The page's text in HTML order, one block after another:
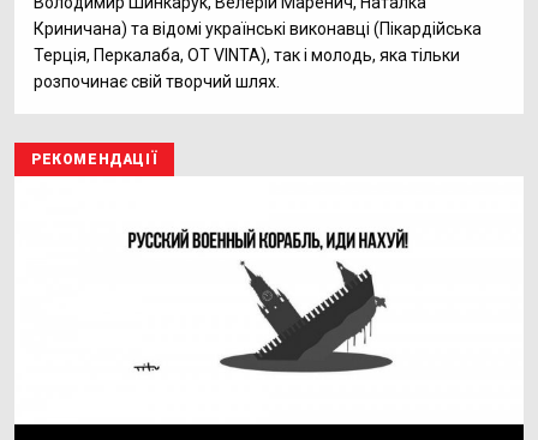
Криничана) та відомі українські виконавці (Пікардійська
Терція, Перкалаба, OT VINTA), так і молодь, яка тільки
розпочинає свій творчий шлях.
РЕКОМЕНДАЦІЇ